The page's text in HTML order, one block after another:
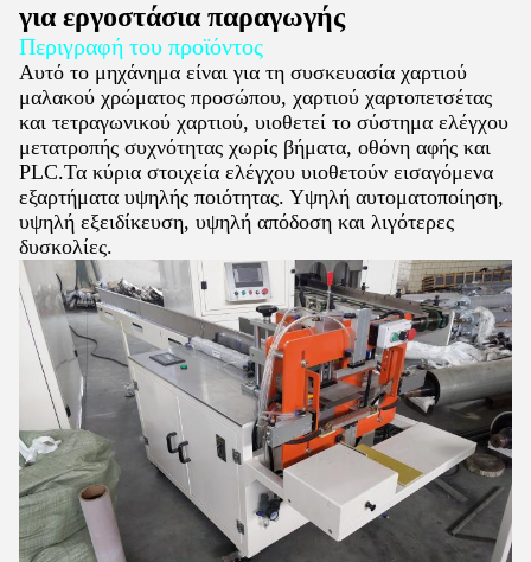
για εργοστάσια παραγωγής
Περιγραφή του προϊόντος
Αυτό το μηχάνημα είναι για τη συσκευασία χαρτιού
μαλακού χρώματος προσώπου, χαρτιού χαρτοπετσέτας
και τετραγωνικού χαρτιού, υιοθετεί το σύστημα ελέγχου
μετατροπής συχνότητας χωρίς βήματα, οθόνη αφής και
PLC.Τα κύρια στοιχεία ελέγχου υιοθετούν εισαγόμενα
εξαρτήματα υψηλής ποιότητας. Υψηλή αυτοματοποίηση,
υψηλή εξειδίκευση, υψηλή απόδοση και λιγότερες
δυσκολίες.